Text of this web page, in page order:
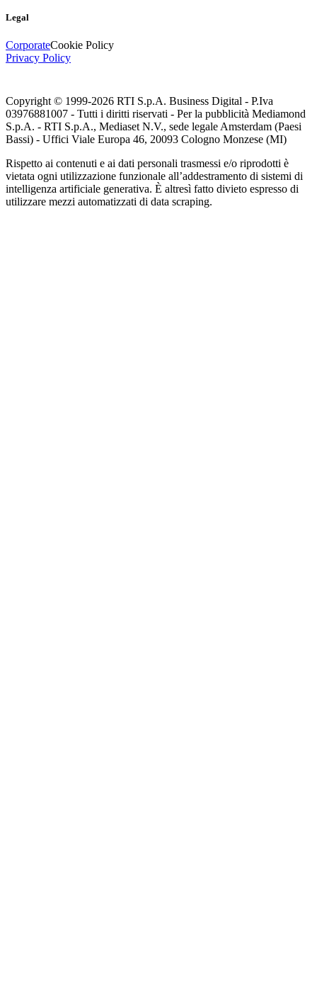
Legal
CorporateCookie Policy
Privacy Policy
Copyright © 1999-2026 RTI S.p.A. Business Digital - P.Iva
03976881007 - Tutti i diritti riservati - Per la pubblicità Mediamond
S.p.A. - RTI S.p.A., Mediaset N.V., sede legale Amsterdam (Paesi
Bassi) - Uffici Viale Europa 46, 20093 Cologno Monzese (MI)
Rispetto ai contenuti e ai dati personali trasmessi e/o riprodotti è
vietata ogni utilizzazione funzionale all’addestramento di sistemi di
intelligenza artificiale generativa. È altresì fatto divieto espresso di
utilizzare mezzi automatizzati di data scraping.